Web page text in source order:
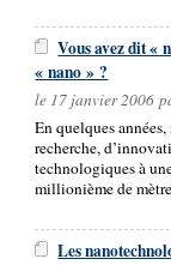
Vous avez dit «
« nano » ?
le 17 janvier 2006
En quelques
recherche,
technologiques à
millionième de
Les